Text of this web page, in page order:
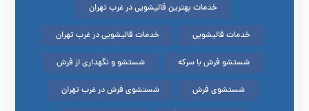
خدمات بهترین قالیشویی در غرب تهران
خدمات قالیشویی خدمات قالیشویی در غرب تهران
شستشو فرش با سرکه شستشو و نگهداری از فرش
شستشوی فرش شستشوی فرش در غرب تهران